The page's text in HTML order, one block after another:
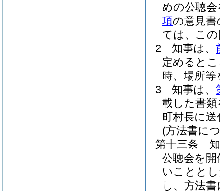
めの公聴
項の意見
ては、こ
2
知事は、
定めると
時、場所
3
知事は、
載した書
町村長に
(方法書に
第十三条
公聴会を
いことと
し、方法